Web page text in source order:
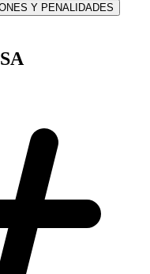
Y PENALIDADES